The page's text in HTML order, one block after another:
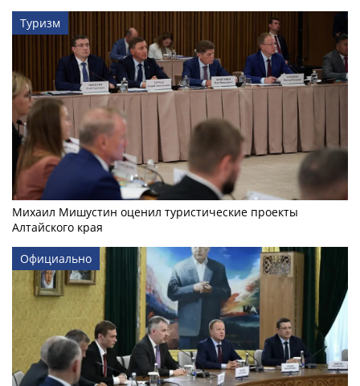
Туризм
Михаил Мишустин оценил туристические проекты
Алтайского края
Официально